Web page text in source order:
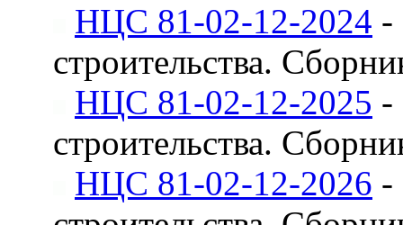
НЦС 81-02-12-2024 -
строительства.
НЦС 81-02-12-2025 -
строительства.
НЦС 81-02-12-2026 -